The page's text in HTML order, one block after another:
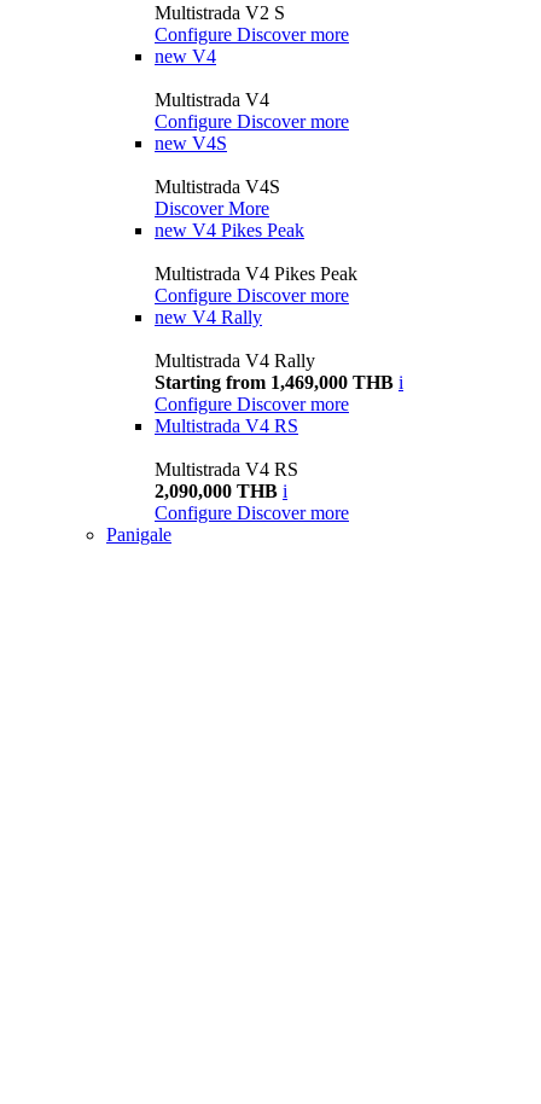
Multistrada V2 S
Configure Discover more
new V4
Multistrada V4
Configure Discover more
new V4S
Multistrada V4S
Discover More
new V4 Pikes Peak
Multistrada V4 Pikes Peak
Configure Discover more
new V4 Rally
Multistrada V4 Rally
Starting from 1,469,000 THB i
Configure Discover more
Multistrada V4 RS
Multistrada V4 RS
2,090,000 THB i
Configure Discover more
Panigale